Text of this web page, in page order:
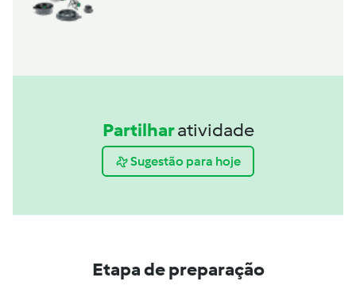
Partilharatividade
Sugestão para hoje
Etapa de preparação